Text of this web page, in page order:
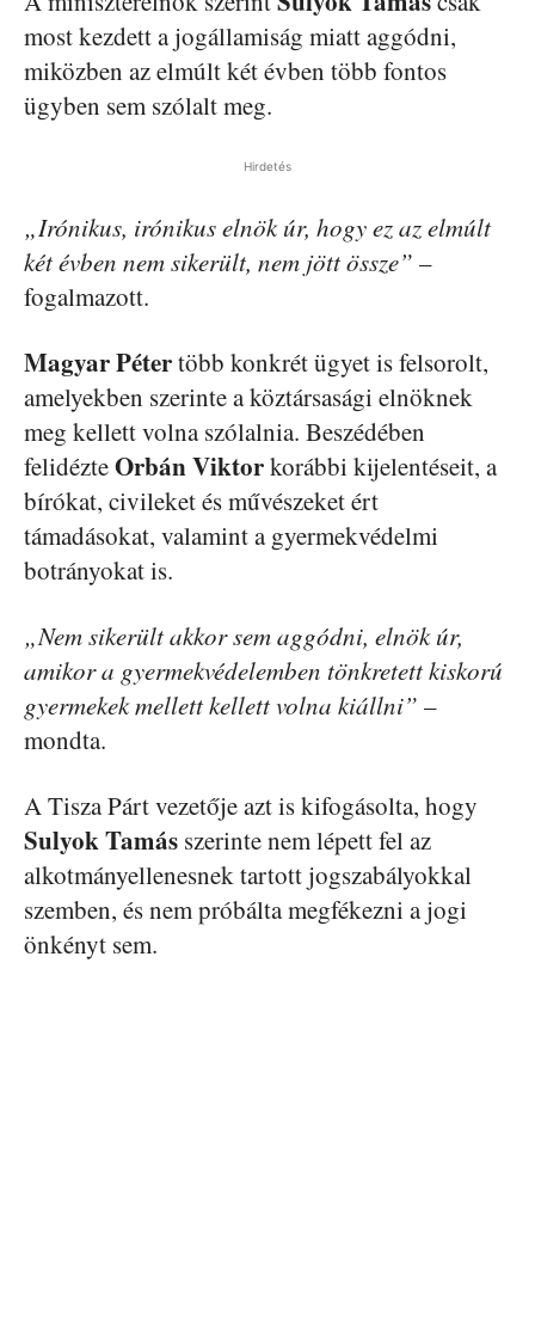
most kezdett a jogállamiság miatt aggódni,
miközben az elmúlt két évben több fontos
ügyben sem szólalt meg.
Hirdetés
„Irónikus, irónikus elnök úr, hogy ez az elmúlt
két évben nem sikerült, nem jött össze” –
fogalmazott.
Magyar Pétertöbb konkrét ügyet is felsorolt,
amelyekben szerinte a köztársasági elnöknek
meg kellett volna szólalnia. Beszédében
felidézteOrbán Viktorkorábbi kijelentéseit, a
bírókat, civileket és művészeket ért
támadásokat, valamint a gyermekvédelmi
botrányokat is.
„Nem sikerült akkor sem aggódni, elnök úr,
amikor a gyermekvédelemben tönkretett kiskorú
gyermekek mellett kellett volna kiállni” –
mondta.
A Tisza Párt vezetője azt is kifogásolta, hogy
Sulyok Tamás szerinte nem lépett fel az
alkotmányellenesnek tartott jogszabályokkal
szemben, és nem próbálta megfékezni a jogi
önkényt sem.